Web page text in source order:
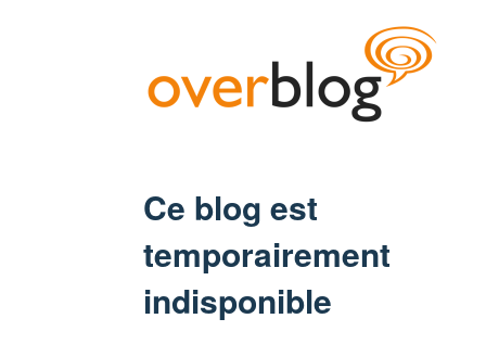
Ce blog est
temporairement
indisponible